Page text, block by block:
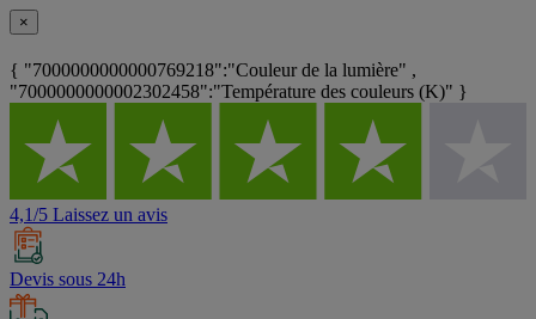
×
{ "7000000000000769218":"Couleur de la lumière" ,
"7000000000002302458":"Température des couleurs (K)" }
4,1/5 Laissez un avis
Devis sous 24h